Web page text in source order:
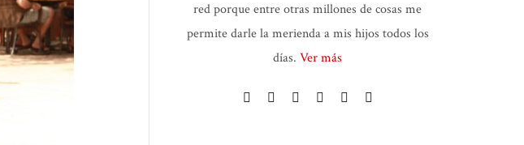
red porque entre otras millones de cosas me
permite darle la merienda a mis hijos todos los
días. Ver más